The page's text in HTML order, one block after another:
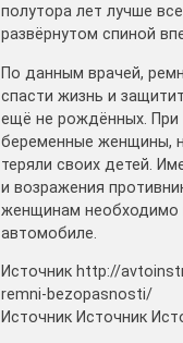
полутора лет лучше
развёрнутом спиной
По данным врачей,
спасти жизнь и
ещё не рождённых. При
беременные женщины,
теряли своих детей.
и возражения
женщинам необходимо
автомобиле.
Источник http://
remni-bezopasnosti/
Источник Источник